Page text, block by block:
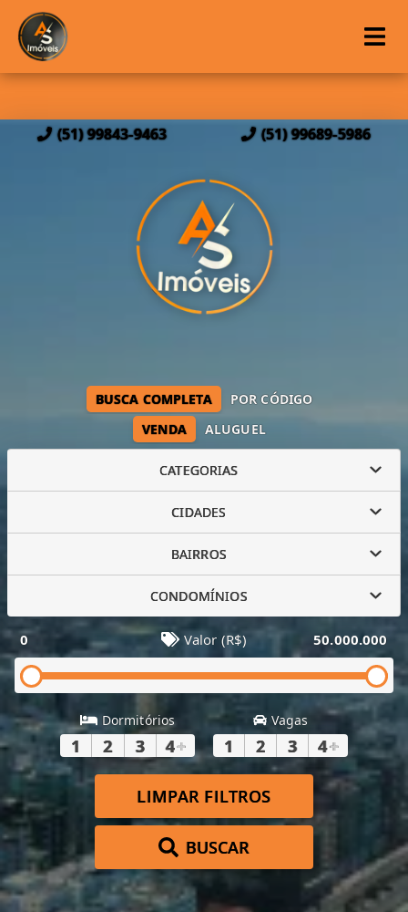
(51) 99843-9463 (51) 99689-5986
VENDA ALUGUEL
BUSCA COMPLETA POR CÓDIGO
CATEGORIAS
CIDADES
BAIRROS
CONDOMÍNIOS
0 Valor (R$) 50.000.000
Dormitórios
1 2 3 4+
Vagas
1 2 3 4+
LIMPAR FILTROS
BUSCAR